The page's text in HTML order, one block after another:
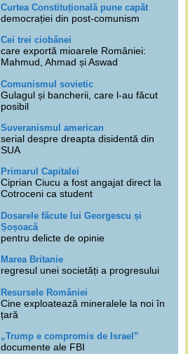
Curtea Constituțională pune capăt
democrației din post-comunism
Cei trei ciobănei
care exportă mioarele României:
Mahmud, Ahmad și Aswad
Comunismul sovietic
Gulagul și bancherii, care l-au făcut
posibil
Suveranismul american
serial despre dreapta disidentă din
SUA
Primarul Capitalei
Ciprian Ciucu a fost angajat direct la
Cotroceni ca student
Dosarele făcute lui Georgescu și
Șoșoacă
pentru delicte de opinie
Marea Britanie
regresul unei societăți a progresului
Resursele României
Cine exploatează mineralele la noi în
țară
„Trump e compromis de Israel”
documente ale FBI